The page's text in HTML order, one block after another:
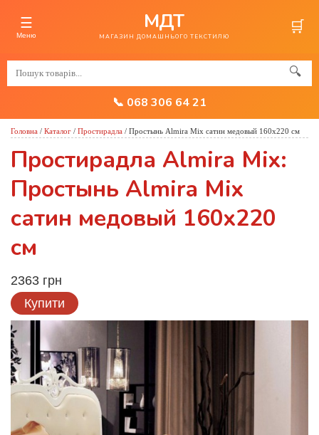
☰
Меню
МДТ
МАГАЗИН ДОМАШНЬОГО ТЕКСТИЛЮ 🛒
🔍
📞 068 306 64 21
Головна / Каталог / Простирадла / Простынь Almira Mix сатин медовый 160x220 см
Простирадла Almira Mix:
Простынь Almira Mix
сатин медовый 160x220
см
2363 грн
Купити